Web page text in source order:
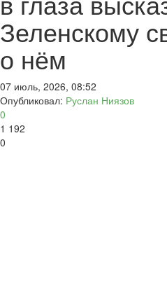
Зеленскому
о нём
07 июль, 2026, 08:52
Опубликовал: Руслан Ниязов
0
1 192
0